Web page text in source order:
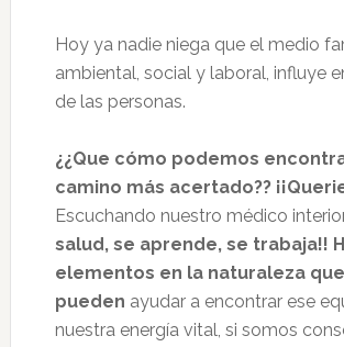
Hoy ya nadie niega que el medio
ambiental, social y laboral, influye
de las personas.
¿¿Que cómo podemos
camino más acertado??
Escuchando nuestro médico
salud, se aprende, se trabaja!!
elementos en la naturaleza
pueden ayudar a encontrar ese
nuestra energía vital, si somos